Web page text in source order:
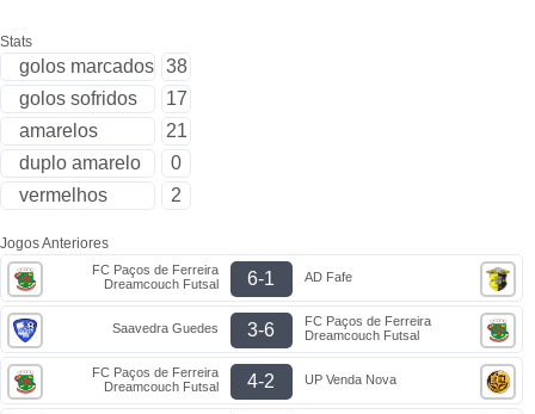
Stats
golos marcados 38
golos sofridos
17
amarelos
21
duplo amarelo
0
vermelhos
2
Jogos Anteriores
FC Paços de Ferreira
Dreamcouch Futsal
6-1 AD Fafe
Saavedra Guedes 3-6
FC Paços de Ferreira
Dreamcouch Futsal
FC Paços de Ferreira
Dreamcouch Futsal
4-2 UP Venda Nova